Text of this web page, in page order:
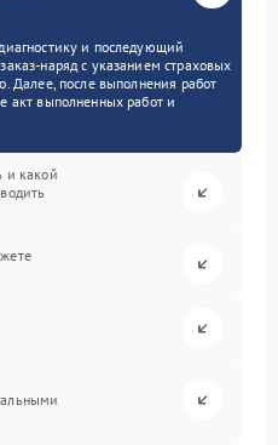
и последующий
наряд с указанием страховых
Далее, после выполнения работ
акт выполненных работ и
и какой